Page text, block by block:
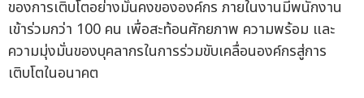
ของการเติบโตอย่างมั่นคงขององค์กร ภายในงานมีพนักงาน
เข้าร่วมกว่า 100 คน เพื่อสะท้อนศักยภาพ ความพร้อม และ
ความมุ่งมั่นของบุคลากรในการร่วมขับเคลื่อนองค์กรสู่การ
เติบโตในอนาคต